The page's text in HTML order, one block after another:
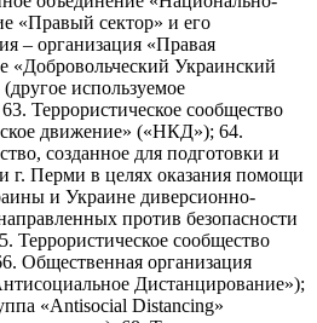
«Правый сектор» и его
– организация «Правая
«Добровольческий Украинский
используемое
Террористическое сообщество
движение» («НКД»); 64.
созданное для подготовки и
г. Перми в целях оказания помощи
и Украине диверсионно-
против безопасности
Террористическое сообщество
Общественная организация
Дистанцирование»);
«Antisocial Distancing»